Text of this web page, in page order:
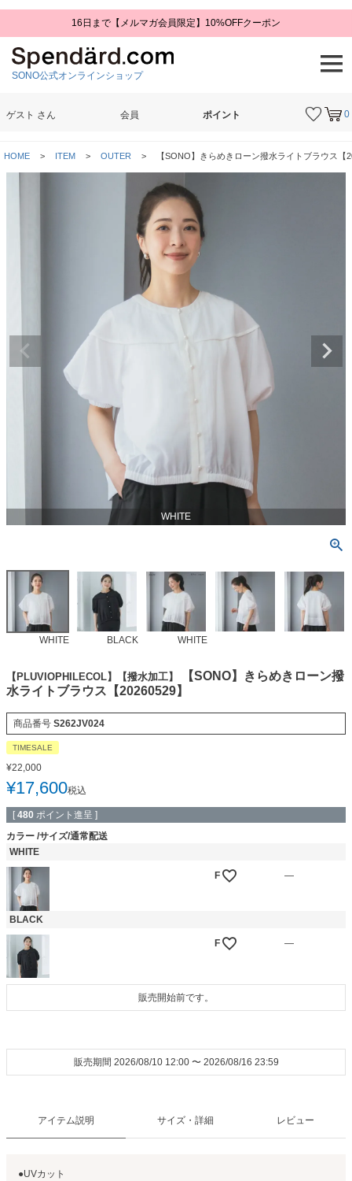
16日まで【メルマガ会員限定】10%OFFクーポン
SONO公式オンラインショップ
0
ゲスト さん 会員 ポイント
HOME ITEM OUTER 【SONO】きらめきローン撥水ライトブラウス【
WHITE
WHITE BLACK WHITE
【PLUVIOPHILECOL】【撥水加工】
【SONO】きらめきローン撥
水ライトブラウス【20260529】
商品番号 S262JV024
TIMESALE
¥22,000
¥17,600税込
[ 480 ポイント進呈 ]
カラー サイズ/通常配送
WHITE
F —
BLACK
F —
販売開始前です。
販売期間 2026/08/10 12:00 〜 2026/08/16 23:59
アイテム説明 サイズ・詳細 レビュー
●UVカット